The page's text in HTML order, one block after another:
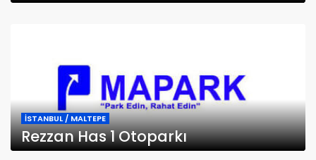
İSTANBUL / MALTEPE
Rezzan Has 1 Otoparkı